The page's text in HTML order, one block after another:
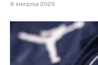
9 sierpnia 2026